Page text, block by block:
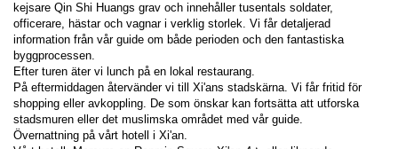
kejsare Qin Shi Huangs grav och innehåller tusentals soldater,
officerare, hästar och vagnar i verklig storlek. Vi får detaljerad
information från vår guide om både perioden och den fantastiska
byggprocessen.
Efter turen äter vi lunch på en lokal restaurang.
På eftermiddagen återvänder vi till Xi'ans stadskärna. Vi får fritid för
shopping eller avkoppling. De som önskar kan fortsätta att utforska
stadsmuren eller det muslimska området med vår guide.
Övernattning på vårt hotell i Xi'an.